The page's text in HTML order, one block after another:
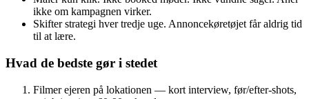
ikke om kampagnen virker.
Skifter strategi hver tredje uge. Annoncekøretøjet får aldrig tid
til at lære.
Hvad de bedste gør i stedet
Filmer ejeren på lokationen — kort interview, før/efter-shots,